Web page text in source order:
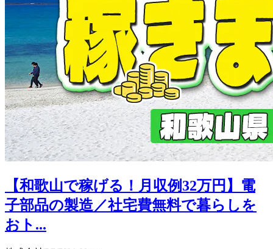
【和歌山で稼げる！月収例32万円】電
子部品の製造／社宅費無料で暮らしを
おト...